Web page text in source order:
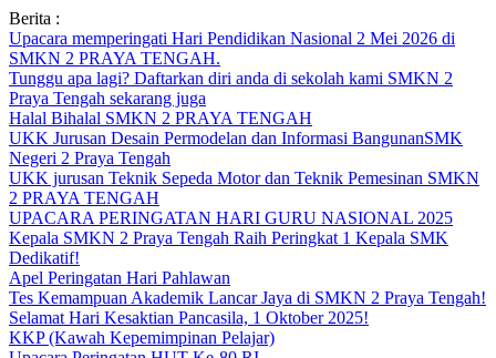
Skip
to
content
Berita :
Upacara memperingati Hari Pendidikan Nasional 2 Mei 2026 di
SMKN 2 PRAYA TENGAH.
Tunggu apa lagi? Daftarkan diri anda di sekolah kami SMKN 2
Praya Tengah sekarang juga
Halal Bihalal SMKN 2 PRAYA TENGAH
UKK Jurusan Desain Permodelan dan Informasi BangunanSMK
Negeri 2 Praya Tengah
UKK jurusan Teknik Sepeda Motor dan Teknik Pemesinan SMKN
2 PRAYA TENGAH
UPACARA PERINGATAN HARI GURU NASIONAL 2025
Kepala SMKN 2 Praya Tengah Raih Peringkat 1 Kepala SMK
Dedikatif!
Apel Peringatan Hari Pahlawan
Tes Kemampuan Akademik Lancar Jaya di SMKN 2 Praya Tengah!
Selamat Hari Kesaktian Pancasila, 1 Oktober 2025!
KKP (Kawah Kepemimpinan Pelajar)